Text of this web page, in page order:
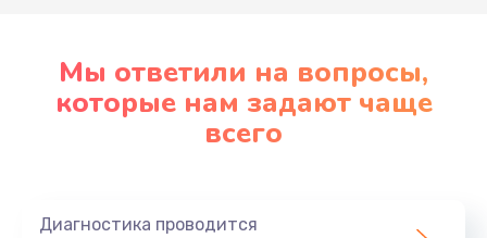
Мы ответили на вопросы,
которые нам задают чаще
всего
Диагностика проводится